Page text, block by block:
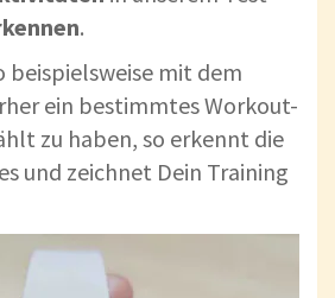
.
beispielsweise mit dem
ein bestimmtes Workout-
zu haben, so erkennt die
und zeichnet Dein Training